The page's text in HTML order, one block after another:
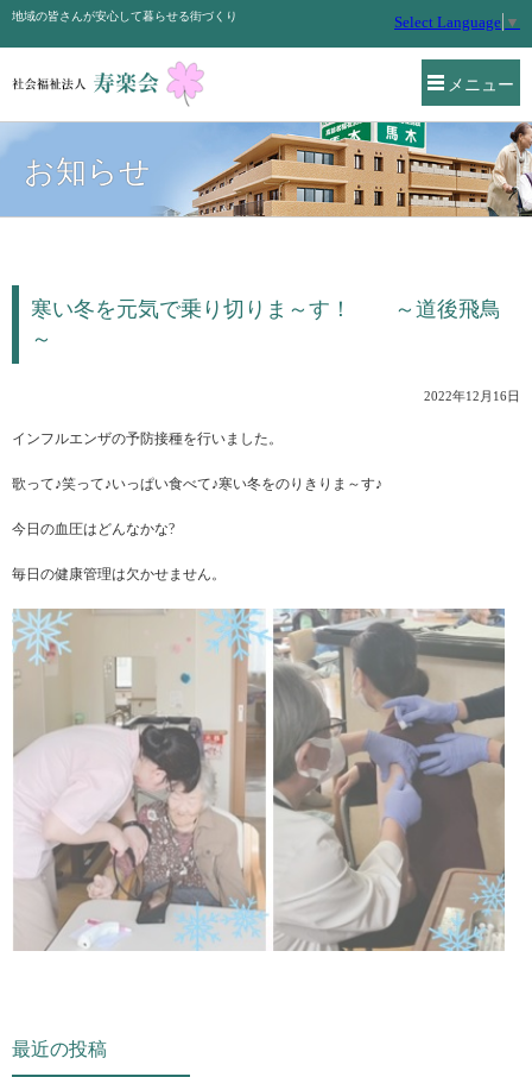
メニュー
地域の皆さんが安心して暮らせる街づくり Select Language ▼
お知らせ
寒い冬を元気で乗り切りま～す！ ～道後飛鳥
～
2022年12月16日
インフルエンザの予防接種を行いました。
歌って♪笑って♪いっぱい食べて♪寒い冬をのりきりま～す♪
今日の血圧はどんなかな?
毎日の健康管理は欠かせません。
最近の投稿